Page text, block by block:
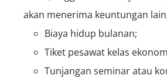
akan menerima keuntungan
Biaya hidup bulanan;
Tiket pesawat kelas
Tunjangan seminar atau